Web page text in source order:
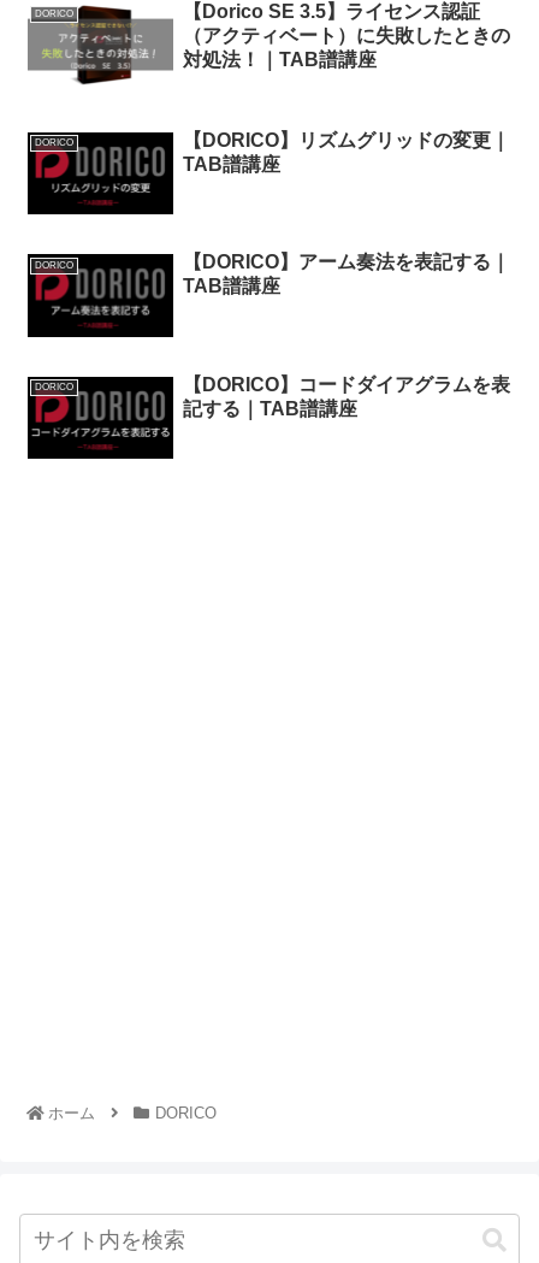
DORICO
【Dorico SE 3.5】ライセンス認証
（アクティベート）に失敗したときの
対処法！｜TAB譜講座
DORICO
【DORICO】リズムグリッドの変更｜
TAB譜講座
DORICO
【DORICO】アーム奏法を表記する｜
TAB譜講座
DORICO
【DORICO】コードダイアグラムを表
記する｜TAB譜講座
ホーム DORICO